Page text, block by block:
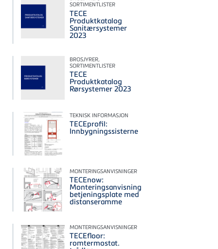
SORTIMENTLISTER
TECE
Produktkatalog
Sanitærsystemer
2023
BROSJYRER,
SORTIMENTLISTER
TECE
Produktkatalog
Rørsystemer 2023
TEKNISK INFORMASJON
TECEprofil:
Innbygningssisterne
MONTERINGSANVISNINGER
TECEnow:
Monteringsanvisning
betjeningsplate med
distanseramme
MONTERINGSANVISNINGER
TECEfloor:
romtermostat.